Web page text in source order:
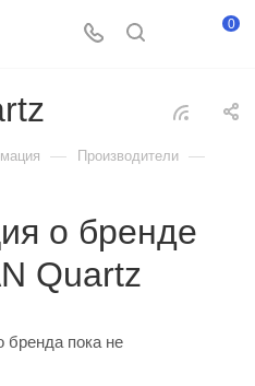
0
— Производители —
о бренде
Quartz
бренда пока не